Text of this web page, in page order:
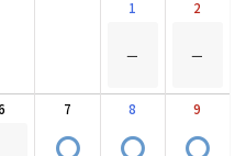
1
－
2
－
7
〇
8
〇
9
〇